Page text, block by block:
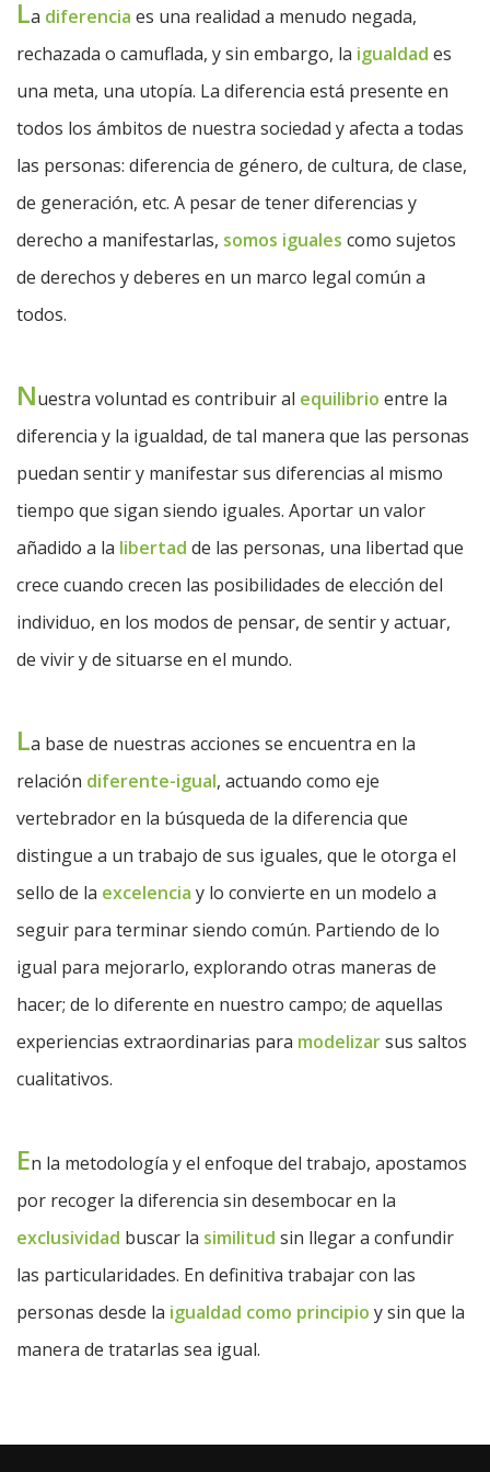
La diferencia es una realidad a menudo negada,
rechazada o camuflada, y sin embargo, la igualdad es
una meta, una utopía. La diferencia está presente en
todos los ámbitos de nuestra sociedad y afecta a todas
las personas: diferencia de género, de cultura, de clase,
de generación, etc. A pesar de tener diferencias y
derecho a manifestarlas, somos iguales como sujetos
de derechos y deberes en un marco legal común a
todos.
Nuestra voluntad es contribuir al equilibrio entre la
diferencia y la igualdad, de tal manera que las personas
puedan sentir y manifestar sus diferencias al mismo
tiempo que sigan siendo iguales. Aportar un valor
añadido a la libertad de las personas, una libertad que
crece cuando crecen las posibilidades de elección del
individuo, en los modos de pensar, de sentir y actuar,
de vivir y de situarse en el mundo.
La base de nuestras acciones se encuentra en la
relación diferente-igual, actuando como eje
vertebrador en la búsqueda de la diferencia que
distingue a un trabajo de sus iguales, que le otorga el
sello de la excelencia y lo convierte en un modelo a
seguir para terminar siendo común. Partiendo de lo
igual para mejorarlo, explorando otras maneras de
hacer; de lo diferente en nuestro campo; de aquellas
experiencias extraordinarias para modelizarsus saltos
cualitativos.
En la metodología y el enfoque del trabajo, apostamos
por recoger la diferencia sin desembocar en la
exclusividad buscar la similitud sin llegar a confundir
las particularidades. En definitiva trabajar con las
personas desde la igualdad como principio y sin que la
manera de tratarlas sea igual.